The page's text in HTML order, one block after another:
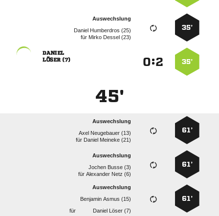
35’
Auswechslung
  
für   
35’
:

 
45'
61’
Auswechslung
  
für   
61’
Auswechslung
  
für  
61’
Auswechslung
  
für
  